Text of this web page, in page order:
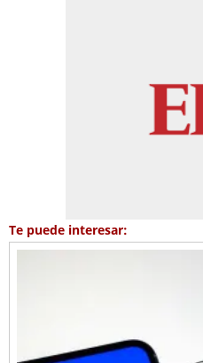
Te puede interesar: